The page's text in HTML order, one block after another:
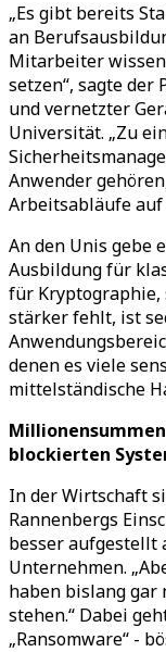
„Es gibt bereits
an
Mitarbeiter wissen
setzen“, sagte
und vernetzter
Universität. „Zu
Anwender
Arbeitsabläufe auf
An den Unis gebe
Ausbildung für
für Kryptographie,
stärker fehlt, ist
denen es viele
mittelständische
blockierten
In der Wirtschaft
Rannenbergs
besser aufgestellt
Unternehmen.
haben bislang gar
stehen.“ Dabei
„Ransomware“ -